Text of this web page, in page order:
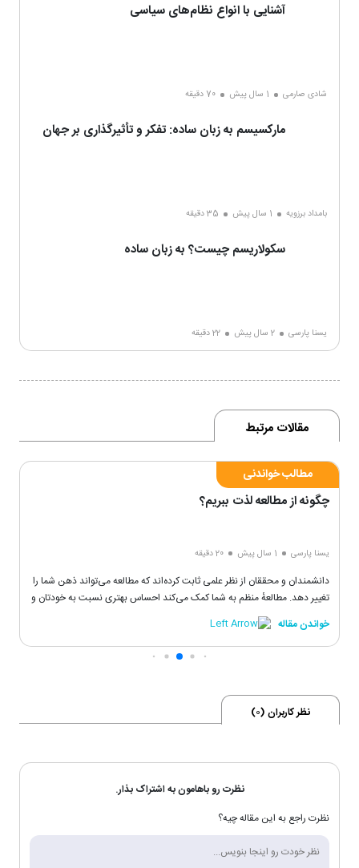
آشنایی با انواع نظام‌های سیاسی
شادی صارمی 1 سال پیش 70 دقیقه
مارکسیسم به زبان ساده: تفکر و تأثیرگذاری بر جهان
بامداد برزویه 1 سال پیش 35 دقیقه
سکولاریسم چیست؟ به زبان ساده
یسنا پارسی 2 سال پیش 22 دقیقه
مقالات مرتبط
مطالب خواندنی
چگونه از مطالعه لذت ببریم؟
یسنا پارسی 1 سال پیش 20 دقیقه
دانشمندان و محققان از نظر علمی ثابت‌ کرده‌اند که مطالعه می‌تواند ذهن شما را
تغییر دهد. مطالعهٔ منظم به شما کمک می‌کند احساس بهتری نسبت به خودتان و
زندگی داشته باشید.
خواندن مقاله
نظر کاربران (0
)
نظرت رو باهامون به اشتراک بذار.
نظرت راجع به این مقاله چیه؟